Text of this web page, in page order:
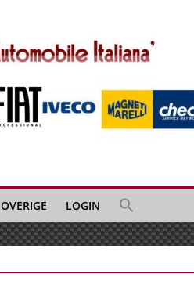
OVERIGE LOGIN